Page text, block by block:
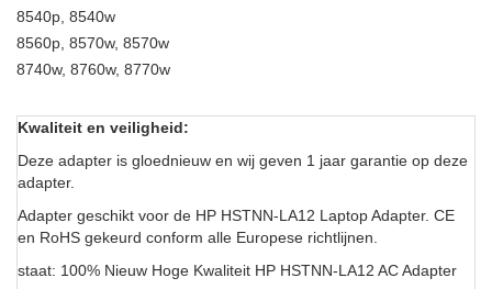
8540p, 8540w
8560p, 8570w, 8570w
8740w, 8760w, 8770w
Kwaliteit en veiligheid:
Deze adapter is gloednieuw en wij geven 1 jaar garantie op deze
adapter.
Adapter geschikt voor de HP HSTNN-LA12 Laptop Adapter. CE
en RoHS gekeurd conform alle Europese richtlijnen.
staat: 100% Nieuw Hoge Kwaliteit HP HSTNN-LA12 AC Adapter